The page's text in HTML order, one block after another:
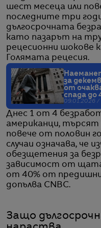
шест месеца или
последните три
дългосрочната
като пазарът на
рецесионни шокове
Голямата рецесия.
за
от
спада до
09.01.2026 /
Днес 1 от 4
американци,
повече от половин
случаи означава, че
обезщетения за
зависимост от
от 40% от
допълва CNBC.
Защо